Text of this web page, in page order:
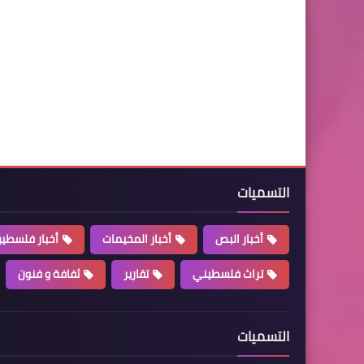
التسميات
أخبار البص أخبار المخيمات أخبار
تراث فلسطيني
تقارير ثفافة و فنون
التسميات